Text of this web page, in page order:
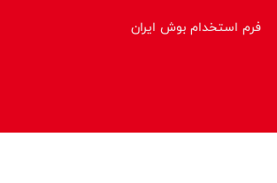
فرم استخدام بوش ایران